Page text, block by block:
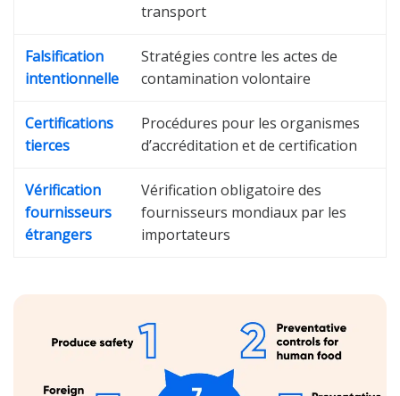
transport
Falsification
intentionnelle
Stratégies contre les actes de
contamination volontaire
Certifications
tierces
Procédures pour les organismes
d’accréditation et de certification
Vérification
fournisseurs
étrangers
Vérification obligatoire des
fournisseurs mondiaux par les
importateurs